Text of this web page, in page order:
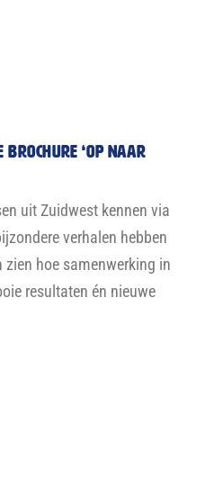
brochure ‘op naar
uit Zuidwest kennen via
verhalen hebben
zien hoe samenwerking in
resultaten én nieuwe